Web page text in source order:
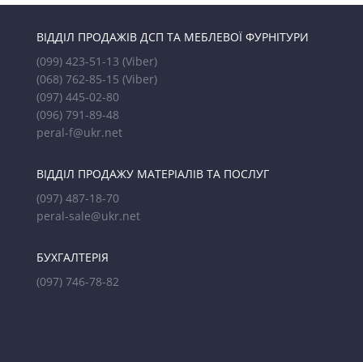
ВІДДІЛ ПРОДАЖІВ ДСП ТА МЕБЛЕВОЇ ФУРНІТУРИ
(099) 423-51-13 (Viber)
(068) 762-85-15 (Viber)
(097) 445-02-80
(096) 791-89-48
peral-f@ukr.net
ВІДДІЛ ПРОДАЖУ МАТЕРІАЛІВ ТА ПОСЛУГ
(097) 487-18-70
peral-sale@ukr.net
БУХГАЛТЕРІЯ
(097) 746-78-82